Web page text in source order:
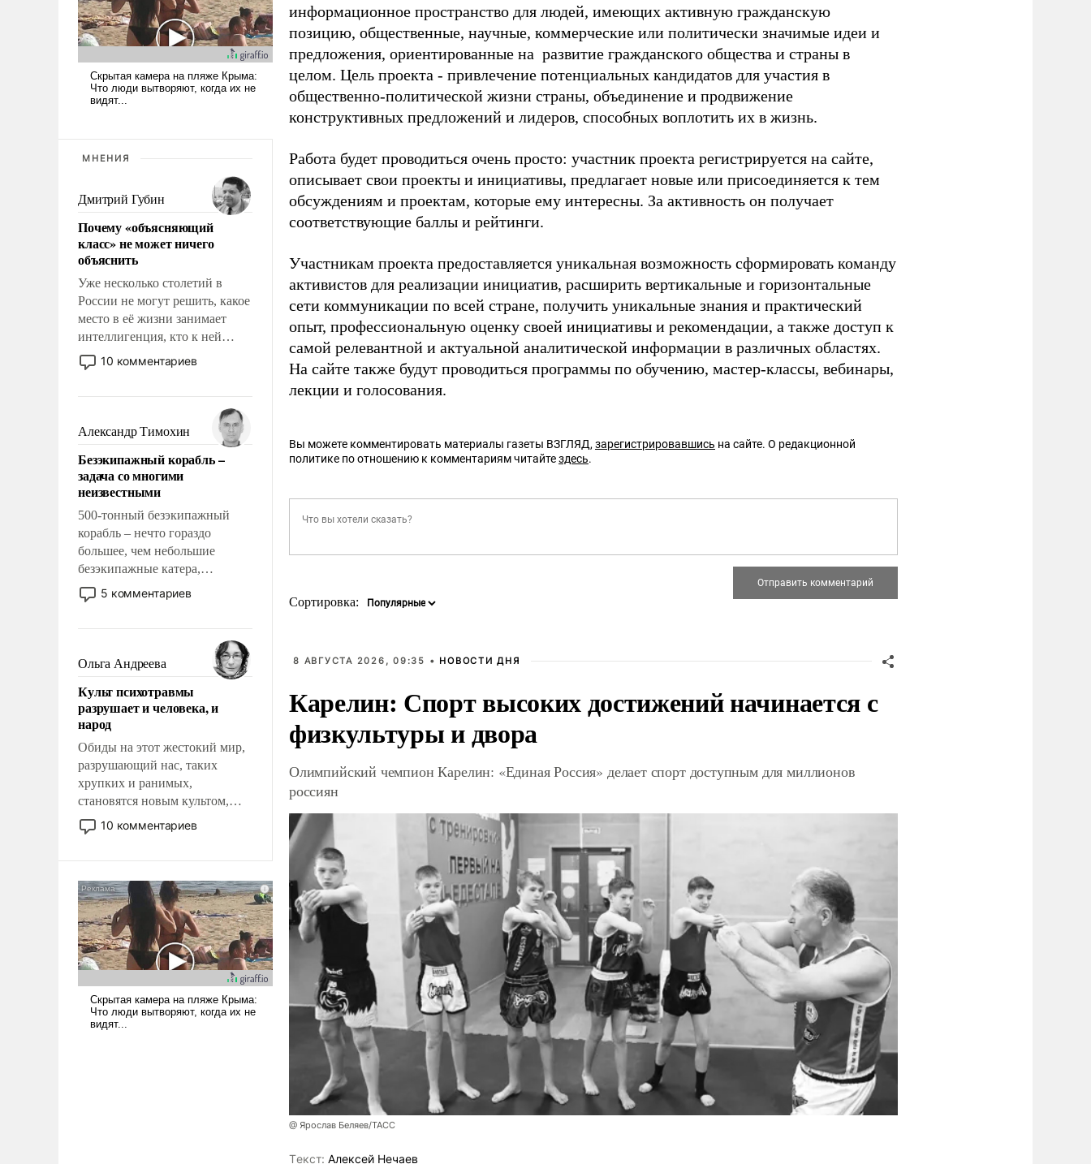
МНЕНИЯ
Дмитрий Губин
Почему «объясняющий
класс» не может ничего
объяснить
Уже несколько столетий в
России не могут решить, какое
место в её жизни занимает
интеллигенция, кто к ней
принадлежит, а кого из неё
исключили с правом
чем она отличается от просто
образованных людей. Иногда
казалось, что эти вопросы
решены раз и навсегда, но –
нет, не решены.
10 комментариев
Александр Тимохин
Безэкипажный корабль –
задача со многими
неизвестными
500-тонный безэкипажный
корабль – нечто гораздо
большее, чем небольшие
безэкипажные катера,
применение которых уже
стало обыденностью. Задача по
сложна и амбициозна. Однако
и ее реализация радикально
поднимет наши боевые
возможности.
5 комментариев
Ольга Андреева
Культ психотравмы
разрушает и человека, и
народ
Обиды на этот жестокий мир,
разрушающий нас, таких
хрупких и ранимых,
становятся новым культом,
постепенно вытесняя и
отменяя традиционное
ударами судьбы, брать на себя
ответственность, помогать
слабым, идти вперед и
адаптироваться.
10 комментариев
информационное пространство для людей, имеющих активную гражданскую
позицию, общественные, научные, коммерческие или политически значимые идеи и
предложения, ориентированные на развитие гражданского общества и страны в
целом. Цель проекта - привлечение потенциальных кандидатов для участия в
общественно-политической жизни страны, объединение и продвижение
конструктивных предложений и лидеров, способных воплотить их в жизнь.
Работа будет проводиться очень просто: участник проекта регистрируется на сайте,
описывает свои проекты и инициативы, предлагает новые или присоединяется к тем
обсуждениям и проектам, которые ему интересны. За активность он получает
соответствующие баллы и рейтинги.
Участникам проекта предоставляется уникальная возможность сформировать команду
активистов для реализации инициатив, расширить вертикальные и горизонтальные
сети коммуникации по всей стране, получить уникальные знания и практический
опыт, профессиональную оценку своей инициативы и рекомендации, а также доступ к
самой релевантной и актуальной аналитической информации в различных областях.
На сайте также будут проводиться программы по обучению, мастер-классы, вебинары,
лекции и голосования.
Вы можете комментировать материалы газеты ВЗГЛЯД, зарегистрировавшись на сайте. О редакционной
политике по отношению к комментариям читайтездесь.
Сортировка:
8 АВГУСТА 2026, 09:35 • НОВОСТИ ДНЯ
Карелин: Спорт высоких достижений начинается с
физкультуры и двора
Олимпийский чемпион Карелин: «Единая Россия» делает спорт доступным для миллионов
россиян
@ Ярослав Беляев/ТАСС
Tекст: Алексей Нечаев